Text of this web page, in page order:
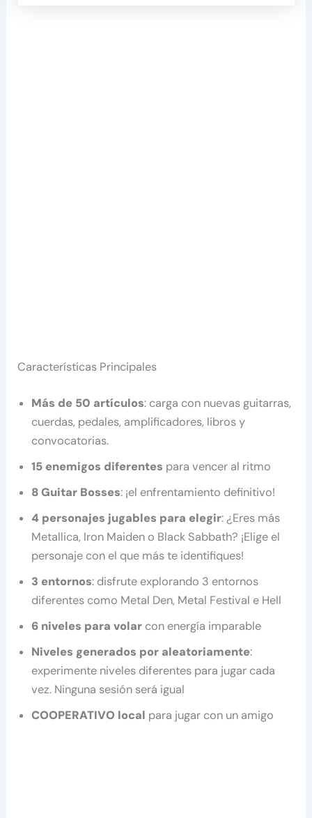
Características Principales
Más de 50 artículos: carga con nuevas guitarras,
cuerdas, pedales, amplificadores, libros y
convocatorias.
15 enemigos diferentes para vencer al ritmo
8 Guitar Bosses: ¡el enfrentamiento definitivo!
4 personajes jugables para elegir: ¿Eres más
Metallica, Iron Maiden o Black Sabbath? ¡Elige el
personaje con el que más te identifiques!
3 entornos: disfrute explorando 3 entornos
diferentes como Metal Den, Metal Festival e Hell
6 niveles para volar con energía imparable
Niveles generados por aleatoriamente:
experimente niveles diferentes para jugar cada
vez. Ninguna sesión será igual
COOPERATIVO local para jugar con un amigo